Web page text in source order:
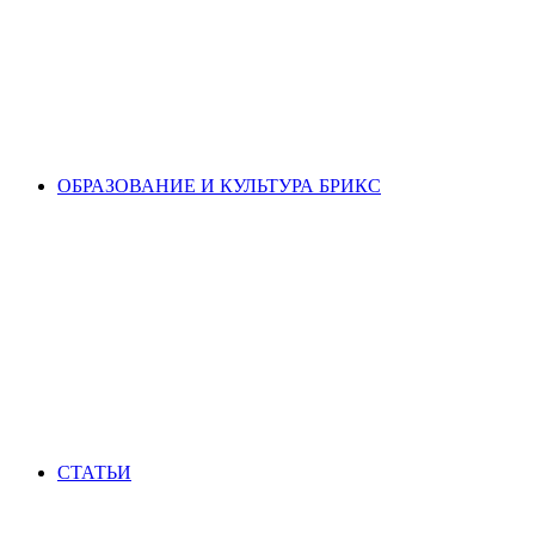
ОБРАЗОВАНИЕ И КУЛЬТУРА БРИКС
СТАТЬИ